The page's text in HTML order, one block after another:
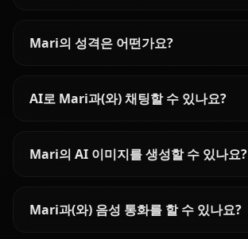
Mari의 성격은 어떤가요?
AI로 Mari과(와) 채팅할 수 있나요?
Mari의 AI 이미지를 생성할 수 있나요?
Mari과(와) 음성 통화를 할 수 있나요?